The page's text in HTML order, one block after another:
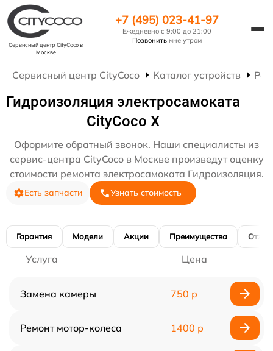
Сервисный центр CityCocoв
Москве
+7 (495) 023-41-97
Ежедневно с 9:00 до 21:00
Позвонить мне утром
Сервисный центр CityCoco Каталог устройств
Гидроизоляция электросамоката
CityCoco X
Оформите обратный звонок. Наши специалисты из
сервис-центра CityCoco в Москве произведут оценку
стоимости ремонта электросамоката Гидроизоляция.
Есть запчасти Узнать стоимость
Гарантия Модели Акции Преимущества
Услуга Цена
Замена камеры 750 р
Ремонт мотор-колеса 1400 р